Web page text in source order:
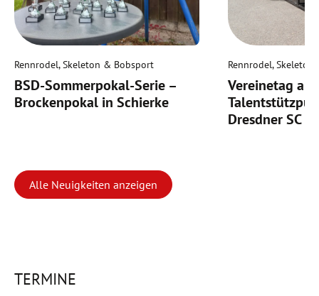
Rennrodel, Skeleton & Bobsport
BSD-Sommerpokal-Serie –
Brockenpokal in Schierke
Rennrodel,
Vereinetag am
Dresdner SC
Alle Neuigkeiten anzeigen
TERMINE